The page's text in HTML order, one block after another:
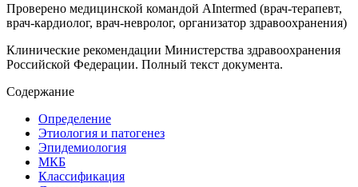
Проверено медицинской командой AIntermed (врач-терапевт,
врач-кардиолог, врач-невролог, организатор здравоохранения)
Клинические рекомендации Министерства здравоохранения
Российской Федерации. Полный текст документа.
Содержание
Определение
Этиология и патогенез
Эпидемиология
МКБ
Классификация